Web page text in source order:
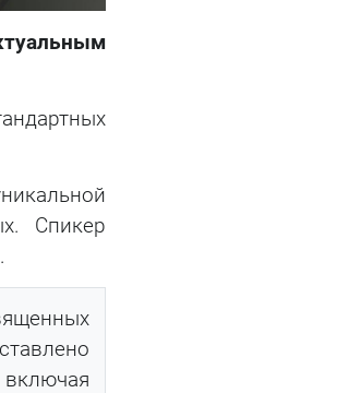
Спикер